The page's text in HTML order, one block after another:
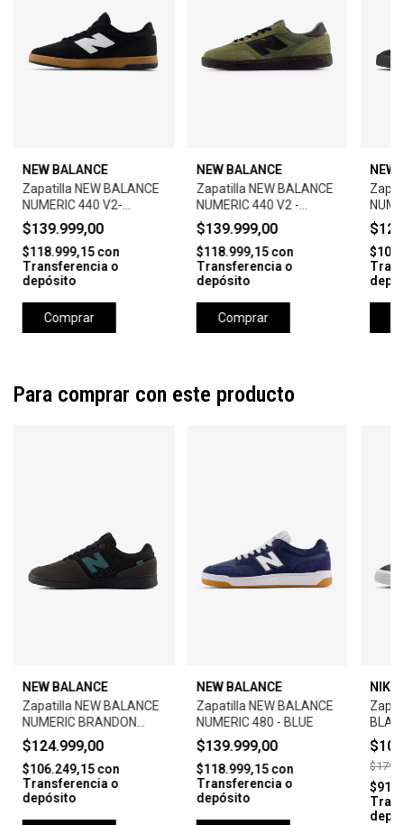
NEW BALANCE
Zapatilla NEW BALANCE
NUMERIC 440 V2-
BLACK/WHITE
$139.999,00
$118.999,15con
Transferencia o
depósito
Comprar
NEW BALANCE
Zapatilla NEW BALANCE
NUMERIC 440 V2 -
GREEN
$139.999,00
$118.999,15con
Transferencia o
depósito
Comprar
NEW
Para comprar con este producto
NEW BALANCE
Zapatilla NEW BALANCE
NUMERIC BRANDON
WESTGATE 508 -
BLACK/BLUE
$124.999,00
$106.249,15con
Transferencia o
depósito
NEW BALANCE
Zapatilla NEW BALANCE
NUMERIC 480 - BLUE
$139.999,00
$118.999,15con
Transferencia o
depósito
NIKE